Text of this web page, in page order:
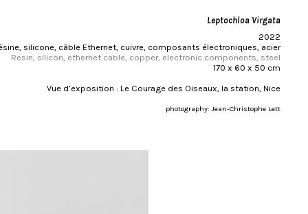
Leptochloa Virgata
2022
silicone, câble Ethernet, cuivre, composants électroniques, acier
Resin, silicon, ethernet cable, copper, electronic components, steel
170 x 60 x 50 cm
Vue d’exposition : Le Courage des Oiseaux, la station, Nice
photography: Jean-Christophe Lett